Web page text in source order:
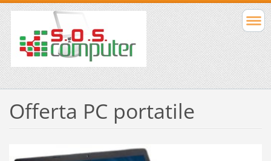
Offerta PC portatile